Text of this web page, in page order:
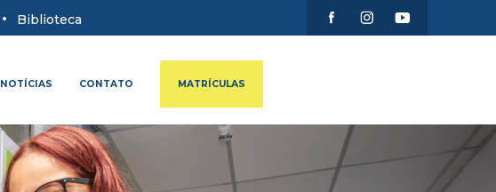
Biblioteca
NOTÍCIAS CONTATO MATRÍCULAS